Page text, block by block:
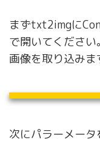
まずtxt2imgに
で開いてくださ
画像を取り込みま
次にパラーメータ